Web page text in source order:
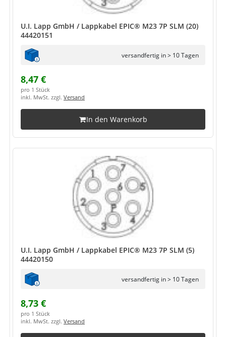
U.I. Lapp GmbH / Lappkabel EPIC® M23 7P SLM (20)
44420151
versandfertig in > 10 Tagen
8,47 €
pro 1 Stück
inkl. MwSt. zzgl. Versand
In den Warenkorb
U.I. Lapp GmbH / Lappkabel EPIC® M23 7P SLM (5)
44420150
versandfertig in > 10 Tagen
8,73 €
pro 1 Stück
inkl. MwSt. zzgl. Versand